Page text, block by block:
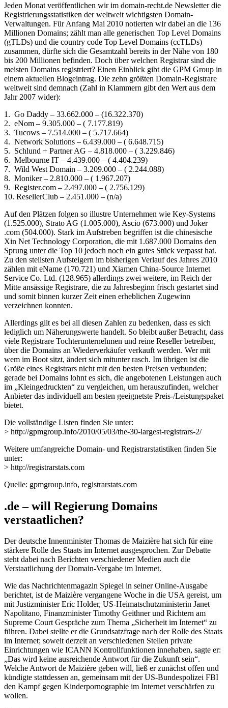
Jeden Monat veröffentlichen wir im domain-recht.de Newsletter die
Registrierungsstatistiken der weltweit wichtigsten Domain-
Verwaltungen. Für Anfang Mai 2010 notierten wir dabei an die 136
Millionen Domains; zählt man alle generischen Top Level Domains
(gTLDs) und die country code Top Level Domains (ccTLDs)
zusammen, dürfte sich die Gesamtzahl bereits in der Nähe von 180
bis 200 Millionen befinden. Doch über welchen Registrar sind die
meisten Domains registriert? Einen Einblick gibt die GPM Group in
einem aktuellen Blogeintrag. Die zehn größten Domain-Registrare
weltweit sind demnach (Zahl in Klammern gibt den Wert aus dem
Jahr 2007 wider):
1. Go Daddy – 33.662.000 – (16.322.370)
2. eNom – 9.305.000 – ( 7.177.819)
3. Tucows – 7.514.000 – ( 5.717.664)
4. Network Solutions – 6.439.000 – ( 6.648.715)
5. Schlund + Partner AG – 4.818.000 – ( 3.229.846)
6. Melbourne IT – 4.439.000 – ( 4.404.239)
7. Wild West Domain – 3.209.000 – ( 2.244.088)
8. Moniker – 2.810.000 – ( 1.967.207)
9. Register.com – 2.497.000 – ( 2.756.129)
10. ResellerClub – 2.451.000 – (n/a)
Auf den Plätzen folgen so illustre Unternehmen wie Key-Systems
(1.525.000), Strato AG (1.005.000), Ascio (673.000) und Joker
.com (504.000). Stark im Aufstreben begriffen ist die chinesische
Xin Net Technology Corporation, die mit 1.687.000 Domains den
Sprung unter die Top 10 jedoch noch ein gutes Stück verpasst hat.
Zu den steilsten Aufsteigern im bisherigen Verlauf des Jahres 2010
zählen mit eName (170.721) und Xiamen China-Source Internet
Service Co. Ltd. (128.965) allerdings zwei weitere, im Reich der
Mitte ansässige Registrare, die zu Jahresbeginn frisch gestartet sind
und somit binnen kurzer Zeit einen erheblichen Zugewinn
verzeichnen konnten.
Allerdings gilt es bei all diesen Zahlen zu bedenken, dass es sich
lediglich um Näherungswerte handelt. So bleibt außer Betracht, dass
viele Registrare Tochterunternehmen und reine Reseller betreiben,
über die Domains an Wiederverkäufer verkauft werden. Wer mit
wem im Boot sitzt, ändert sich mitunter rasch. Im übrigen ist die
Größe eines Registrars nicht mit den besten Preisen verbunden;
gerade bei Domains lohnt es sich, die angebotenen Leistungen auch
im „Kleingedruckten“ zu vergleichen, um herauszufinden, welcher
Anbieter das individuell am besten geeignetste Preis-/Leistungspaket
bietet.
Die vollständige Listen finden Sie unter:
> http://gpmgroup.info/2010/05/03/the-30-largest-registrars-2/
Weitere umfangreiche Domain- und Registrarstatistiken finden Sie
unter:
> http://registrarstats.com
Quelle: gpmgroup.info, registrarstats.com
.de – will Regierung Domains
verstaatlichen?
Der deutsche Innenminister Thomas de Maizière hat sich für eine
stärkere Rolle des Staats im Internet ausgesprochen. Zur Debatte
steht dabei nach Berichten verschiedener Medien auch die
Verstaatlichung der Domain-Vergabe im Internet.
Wie das Nachrichtenmagazin Spiegel in seiner Online-Ausgabe
berichtet, ist de Maizière vergangene Woche in die USA gereist, um
mit Justizminister Eric Holder, US-Heimatschutzministerin Janet
Napolitano, Finanzminister Timothy Geithner und Richtern am
Supreme Court Gespräche zum Thema „Sicherheit im Internet“ zu
führen. Dabei stellte er die Grundsatzfrage nach der Rolle des Staats
im Internet; soweit derzeit an verschiedenen Stellen private
Einrichtungen wie ICANN Kontrollfunktionen innehaben, sagte er:
„Das wird keine ausreichende Antwort für die Zukunft sein“.
Welche Antwort de Maizière geben will, ließ er zunächst offen und
kündigte stattdessen an, gemeinsam mit der US-Bundespolizei FBI
den Kampf gegen Kinderpornographie im Internet verschärfen zu
wollen.